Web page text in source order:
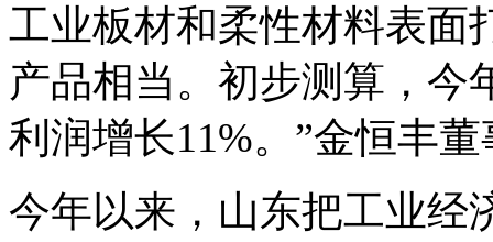
工业板材和柔性材料表面
产品相当。初步测算，今
利润增长11%。”金恒丰
今年以来，山东把工业经